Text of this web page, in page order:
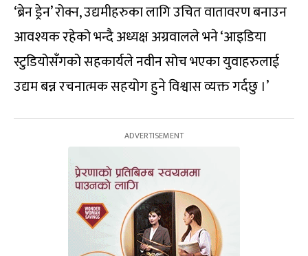
‘ब्रेन ड्रेन’ रोक्न, उद्यमीहरुका लागि उचित वातावरण बनाउन
आवश्यक रहेको भन्दै अध्यक्ष अग्रवालले भने ‘आइडिया
स्टुडियोसँगको सहकार्यले नवीन सोच भएका युवाहरुलाई
उद्यम बन्न रचनात्मक सहयोग हुने विश्वास व्यक्त गर्दछु ।’